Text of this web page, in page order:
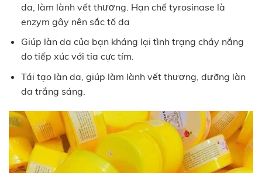
da, làm lành vết thương. Hạn chế tyrosinase là
enzym gây nên sắc tố da
Giúp làn da của bạn kháng lại tình trạng cháy nắng
do tiếp xúc với tia cực tím.
Tái tạo làn da, giúp làm lành vết thương, dưỡng làn
da trắng sáng.